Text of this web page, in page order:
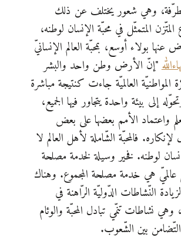
وهي شعور يختلف عن ذلك
المتمثّل في محبّة الإنسان لوطنه،
بولاء أوسع، بمحبّة العالم الإنسانيّ
"إنّ الأرض وطن واحد والبشر
العالميّة جاءت كنتيجة مباشرة
إلى بيئة واحدة يتجاور فيها الجميع،
واعتماد الأمم بعضها على بعض
فالمحبّة الشّاملة لأهل العالم لا
لوطنه. فخير وسيلة لخدمة مصلحة
عالميّ هي خدمة مصلحة المجموع. وهناك
النّشاطات الدّوليّة الرّاهنة في
وهي نشاطات تنمّي تبادل المحبّة والوئام
بين الشّعوب.